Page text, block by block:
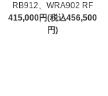
RB912、WRA902 RF
415,000円(税込456,500
円)